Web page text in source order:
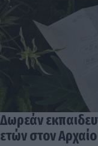
Δωρεάν
ετών στον